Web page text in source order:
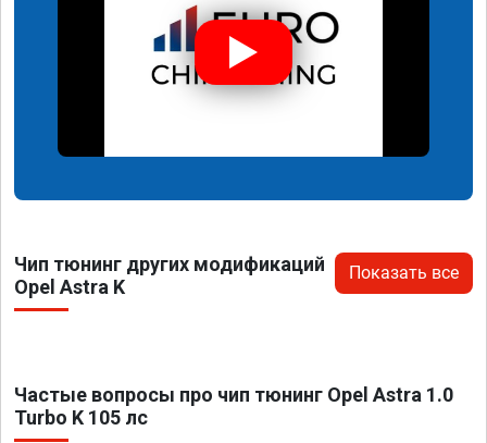
Чип тюнинг других модификаций
Opel Astra K
Показать все
Частые вопросы про чип тюнинг Opel Astra 1.0
Turbo K 105 лс